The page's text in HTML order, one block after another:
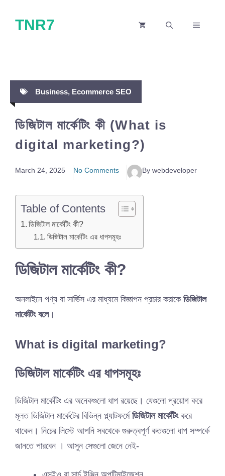
TNR7 MENU
Business, Ecommerce SEO
ডিজিটাল মার্কেটিং কী (What is
digital marketing?)
March 24, 2025 No Comments By webdeveloper
Table of Contents
ডিজিটাল মার্কেটিং কী?
ডিজিটাল মার্কেটিং এর ধাপসমূহঃ
ডিজিটাল মার্কেটিং কী?
অনলাইনে পণ্য বা সার্ভিস এর মাধ্যমে বিজ্ঞাপন প্রচার করাকে ডিজিটাল
মার্কেটিং বলে।
What is digital marketing?
ডিজিটাল মার্কেটিং এর ধাপসমূহঃ
ডিজিটাল মার্কেটিং এর অনেকগুলো ধাপ রয়েছে। যেগুলো প্রয়োগ করে
মূলত ডিজিটাল মার্কেটের বিভিন্ন প্ল্যাটফর্মেডিজিটাল মার্কেটিংকরে
থাকেন। নিচের লিস্টে আপনি সবথেকে গুরুত্বপূর্ণ কতগুলো ধাপ সম্পর্কে
জানতে পারবেন । আসুন সেগুলো জেনে নেই-